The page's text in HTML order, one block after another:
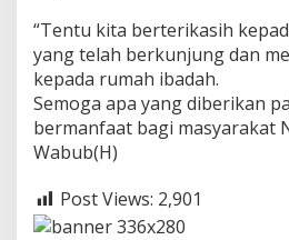
n
M
s
j
i
s
e
“Tentu kita berterikasih
yang telah berkunjung dan
kepada rumah ibadah.
Semoga apa yang diberikan
bermanfaat bagi masyarakat
Wabub(H)
Post Views: 2,901